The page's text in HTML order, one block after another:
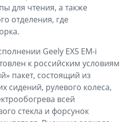
для чтения, а также
отделения, где
Geely EX5 EM-i
к российским условиям
пакет, состоящий из
сидений, рулевого колеса,
всей
стекла и форсунок